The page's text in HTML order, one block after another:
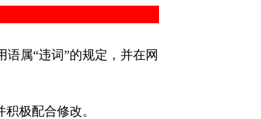
属“违词”的规定，并在网
极配合修改。